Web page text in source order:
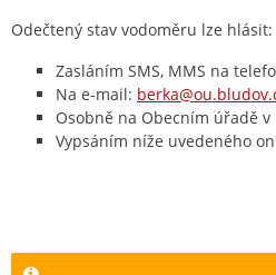
Odečtený stav vodoměru lze hlásit:
Zasláním SMS, MMS na
Na e-mail:
Osobně na Obecním úřadě v
Vypsáním níže uvedeného